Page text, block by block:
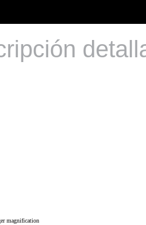
magnification